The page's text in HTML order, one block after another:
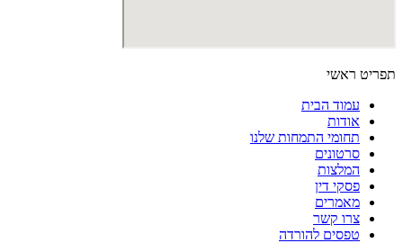
תפריט ראשי
עמוד הבית
אודות
תחומי התמחות שלנו
סרטונים
המלצות
פסקי דין
מאמרים
צרו קשר
טפסים להורדה